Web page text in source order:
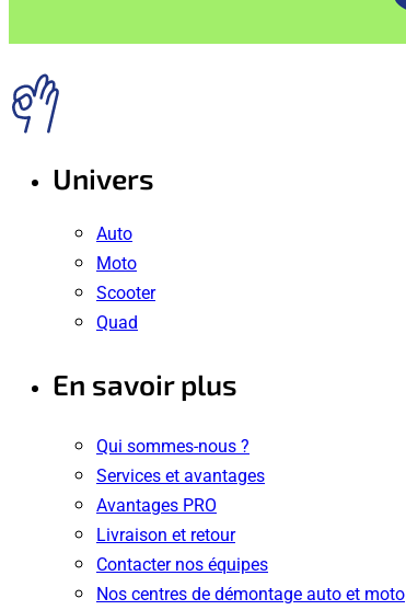
Univers
Auto
Moto
Scooter
Quad
En savoir plus
Qui sommes-nous ?
Services et avantages
Avantages PRO
Livraison et retour
Contacter nos équipes
Nos centres de démontage auto et moto